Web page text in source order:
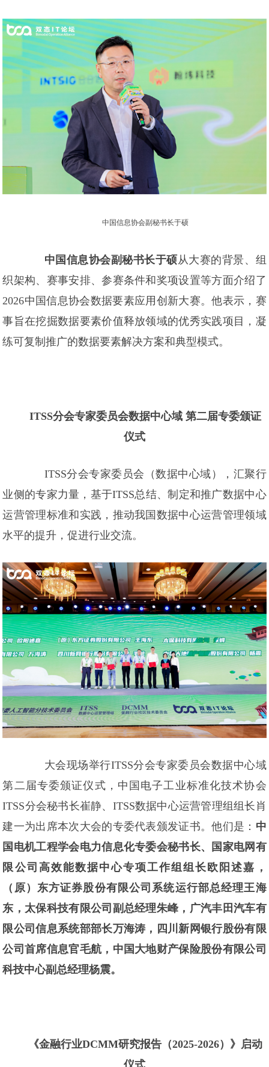
中国信息协会副秘书长于硕
中国信息协会副秘书长于硕从大赛的背景、组
织架构、赛事安排、参赛条件和奖项设置等方面介绍了
2026中国信息协会数据要素应用创新大赛。他表示，赛
事旨在挖掘数据要素价值释放领域的优秀实践项目，凝
练可复制推广的数据要素解决方案和典型模式。
ITSS分会专家委员会数据中心域 第二届专委颁证
仪式
ITSS分会专家委员会（数据中心域），汇聚行
业侧的专家力量，基于ITSS总结、制定和推广数据中心
运营管理标准和实践，推动我国数据中心运营管理领域
水平的提升，促进行业交流。
大会现场举行ITSS分会专家委员会数据中心域
第二届专委颁证仪式，中国电子工业标准化技术协会
ITSS分会秘书长崔静、ITSS数据中心运营管理组组长肖
建一为出席本次大会的专委代表颁发证书。他们是： 中
国电机工程学会电力信息化专委会秘书长、国家电网有
限公司高效能数据中心专项工作组组长欧阳述嘉，
（原）东方证券股份有限公司系统运行部总经理王海
东，太保科技有限公司副总经理朱峰，广汽丰田汽车有
限公司信息系统部部长万海涛，四川新网银行股份有限
公司首席信息官毛航，中国大地财产保险股份有限公司
科技中心副总经理杨震。
《金融行业DCMM研究报告（2025-2026）》启动